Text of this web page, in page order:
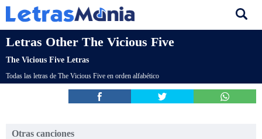
Letras Other The Vicious Five
The Vicious Five Letras
Todas las letras de The Vicious Five en orden alfabético
Otras canciones